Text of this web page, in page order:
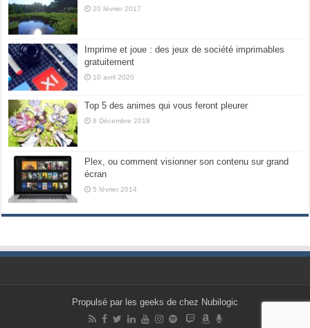
20 février 2017
Imprime et joue : des jeux de société imprimables
gratuitement
10 avril 2020
Top 5 des animes qui vous feront pleurer
8 Décembre 2018
Plex, ou comment visionner son contenu sur grand
écran
5 février 2014
Propulsé par les geeks de chez Nubilogic